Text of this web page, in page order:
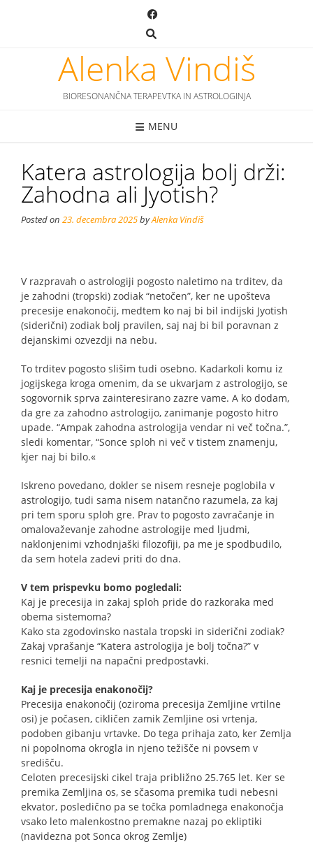
Alenka Vindiš
BIORESONANČNA TERAPEVTKA IN ASTROLOGINJA
MENU
Katera astrologija bolj drži:
Zahodna ali Jyotish?
Posted on 23. decembra 2025byAlenka Vindiš
V razpravah o astrologiji pogosto naletimo na trditev, da
je zahodni (tropski) zodiak “netočen”, ker ne upošteva
precesije enakonočij, medtem ko naj bi bil indijski Jyotish
(siderični) zodiak bolj pravilen, saj naj bi bil poravnan z
dejanskimi ozvezdji na nebu.
To trditev pogosto slišim tudi osebno. Kadarkoli komu iz
jogijskega kroga omenim, da se ukvarjam z astrologijo, se
sogovornik sprva zainteresirano zazre vame. A ko dodam,
da gre za zahodno astrologijo, zanimanje pogosto hitro
upade. “Ampak zahodna astrologija vendar ni več točna.”,
sledi komentar, “Sonce sploh ni več v tistem znamenju,
kjer naj bi bilo.«
Iskreno povedano, dokler se nisem resneje poglobila v
astrologijo, tudi sama nisem natančno razumela, za kaj
pri tem sporu sploh gre. Prav to pogosto zavračanje in
omalovaževanje zahodne astrologije med ljudmi,
naklonjenimi vzhodnjaški filozofiji, pa me je spodbudilo,
da sem hotela zadevi priti do dna.
V tem prispevku bomo pogledali:
Kaj je precesija in zakaj sploh pride do razkoraka med
obema sistemoma?
Kako sta zgodovinsko nastala tropski in siderični zodiak?
Zakaj vprašanje “Katera astrologija je bolj točna?” v
resnici temelji na napačni predpostavki.
Kaj je precesija enakonočij?
Precesija enakonočij (oziroma precesija Zemljine vrtilne
osi) je počasen, cikličen zamik Zemljine osi vrtenja,
podoben gibanju vrtavke. Do tega prihaja zato, ker Zemlja
ni popolnoma okrogla in njeno težišče ni povsem v
središču.
Celoten precesijski cikel traja približno 25.765 let. Ker se
premika Zemljina os, se sčasoma premika tudi nebesni
ekvator, posledično pa se točka pomladnega enakonočja
vsako leto malenkostno premakne nazaj po ekliptiki
(navidezna pot Sonca okrog Zemlje)